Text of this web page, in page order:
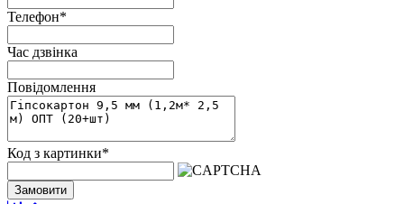
Телефон*
Час дзвінка
Повідомлення
Код з картинки*
Замовити